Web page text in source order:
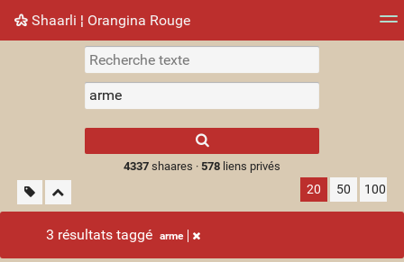
Shaarli ¦ Orangina Rouge
Nuage de tags Mur d'images
results.
4337shaares · 578liens privés
20 50 100
3 résultats taggé arme